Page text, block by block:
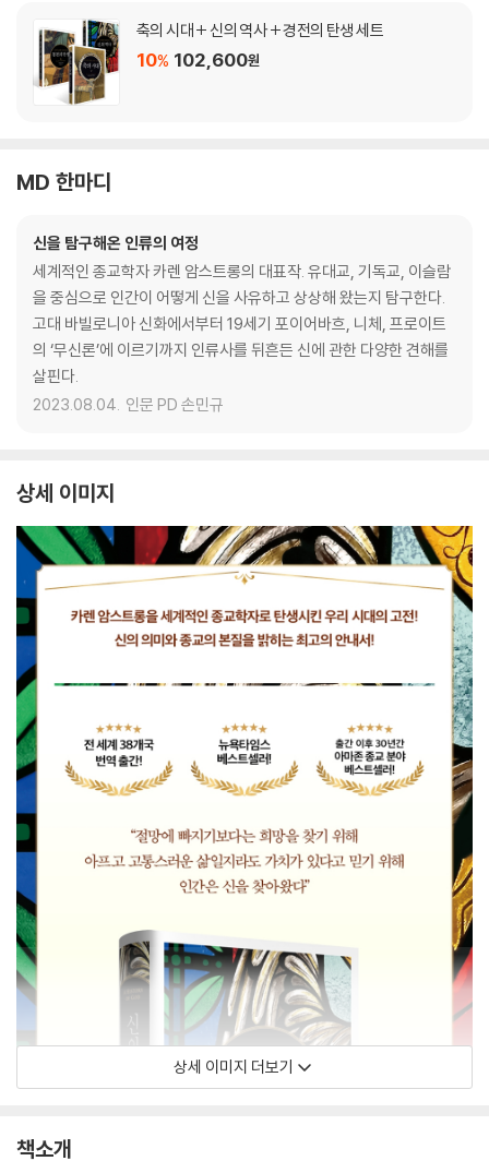
축의 시대 + 신의 역사 + 경전의 탄생 세트
10% 102,600원
MD 한마디
신을 탐구해온 인류의 여정
세계적인 종교학자 카렌 암스트롱의 대표작. 유대교, 기독교, 이슬람
을 중심으로 인간이 어떻게 신을 사유하고 상상해 왔는지 탐구한다.
고대 바빌로니아 신화에서부터 19세기 포이어바흐, 니체, 프로이트
의 ‘무신론’에 이르기까지 인류사를 뒤흔든 신에 관한 다양한 견해를
살핀다.
2023.08.04. 인문 PD 손민규
상세 이미지
상세 이미지 더보기
책소개